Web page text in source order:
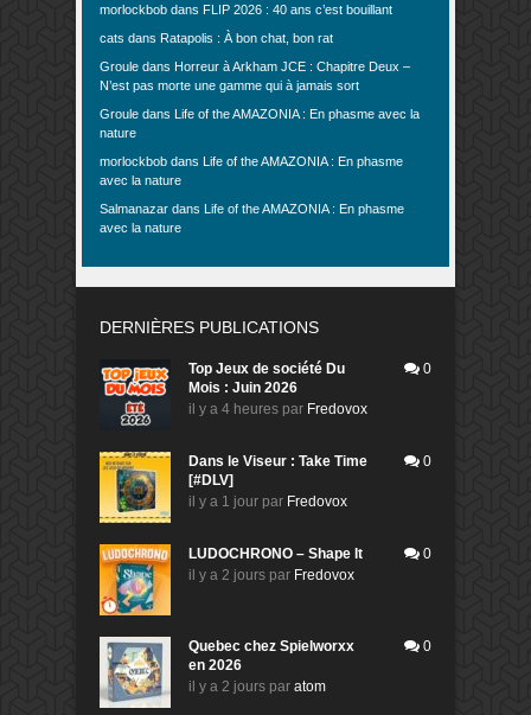
morlockbob dans FLIP 2026 : 40 ans c’est bouillant
cats dans Ratapolis : À bon chat, bon rat
Groule dans Horreur à Arkham JCE : Chapitre Deux –
N’est pas morte une gamme qui à jamais sort
Groule dans Life of the AMAZONIA : En phasme avec la
nature
morlockbob dans Life of the AMAZONIA : En phasme
avec la nature
Salmanazar dans Life of the AMAZONIA : En phasme
avec la nature
DERNIÈRES PUBLICATIONS
Top Jeux de société Du
Mois : Juin 2026
il y a 4 heures par Fredovox
0
Dans le Viseur : Take Time
[#DLV]
il y a 1 jour par Fredovox
0
LUDOCHRONO – Shape It
il y a 2 jours par Fredovox
0
Quebec chez Spielworxx
en 2026
il y a 2 jours par atom
0